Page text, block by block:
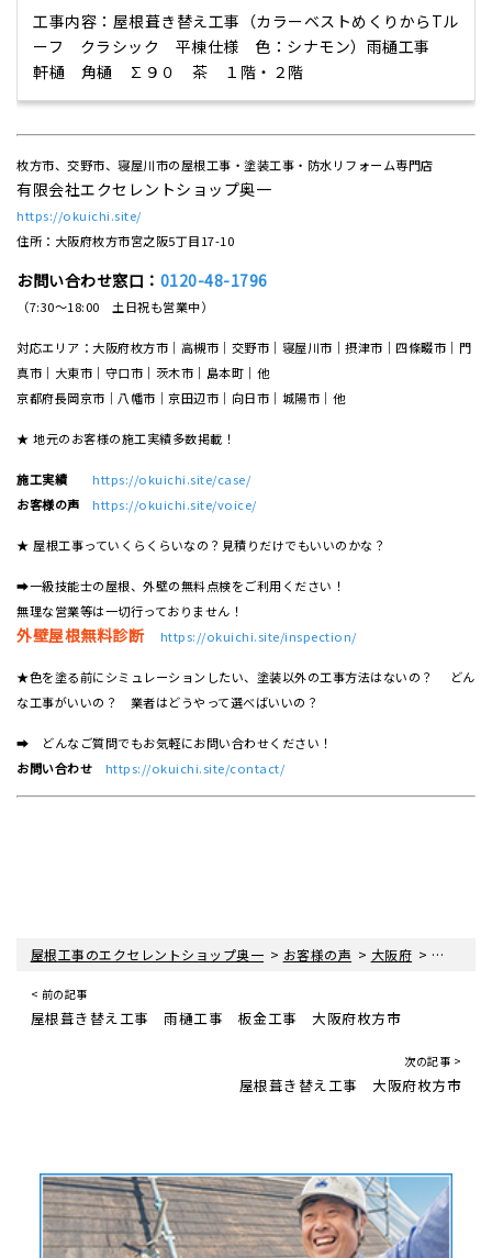
工事内容：屋根葺き替え工事（カラーベストめくりからTル
ーフ クラシック 平棟仕様 色：シナモン）雨樋工事
軒樋 角樋 ∑９０ 茶 １階・２階
枚方市、交野市、寝屋川市の屋根工事・塗装工事・防水リフォーム専門店
有限会社エクセレントショップ奥一
https://okuichi.site/
住所：大阪府枚方市宮之阪5丁目17-10
お問い合わせ窓口： 0120-48-1796
（7:30～18:00 土日祝も営業中）
対応エリア：大阪府枚方市｜高槻市｜交野市｜寝屋川市｜摂津市｜四條畷市｜門
真市｜大東市｜守口市｜茨木市｜島本町｜他
京都府長岡京市｜八幡市｜京田辺市｜向日市｜城陽市｜他
★ 地元のお客様の施工実績多数掲載！
施工実績
https://okuichi.site/case/
お客様の声
https://okuichi.site/voice/
★ 屋根工事っていくらくらいなの？見積りだけでもいいのかな？
➡一級技能士の屋根、外壁の無料点検をご利用ください！
無理な営業等は一切行っておりません！
外壁屋根無料診断 https://okuichi.site/inspection/
★色を塗る前にシミュレーションしたい、塗装以外の工事方法はないの？ どん
な工事がいいの？ 業者はどうやって選べばいいの？
➡ どんなご質問でもお気軽にお問い合わせください！
お問い合わせ
https://okuichi.site/contact/
屋根工事のエクセレントショップ奥一 > お客様の声 > 大阪府 > 枚方市
< 前の記事
屋根葺き替え工事 雨樋工事 板金工事 大阪府枚方市
次の記事 >
屋根葺き替え工事 大阪府枚方市